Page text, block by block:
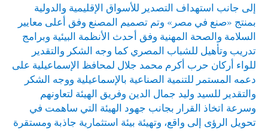
إلى جانب استهداف التصدير للأسواق الإقليمية والدولية
بمنتج «صنع في مصر» وتم تصميم المصنع وفق أعلى معايير
السلامة والصحة المهنية وفق أحدث الأنظمة البيئية وبرامج
تدريب وتأهيل للشباب المصري كما وجه الشكر والتقدير
للواء أركان حرب أكرم محمد جلال لمحافظ الإسماعيلية على
دعمه المستمر للتنمية الصناعية بالإسماعيلية ووجه الشكر
والتقدير للسيد وليد جمال الدين وفريق الهيئة لتعاونهم
وسرعة اتخاذ القرار بجانب جهود الهيئة التي ساهمت في
تحويل الرؤى إلى واقع، وتهيئة بيئة استثمارية جاذبة ومستقرة